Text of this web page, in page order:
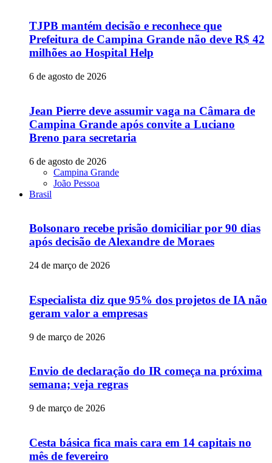
TJPB mantém decisão e reconhece que
Prefeitura de Campina Grande não deve R$ 42
milhões ao Hospital Help
6 de agosto de 2026
Jean Pierre deve assumir vaga na Câmara de
Campina Grande após convite a Luciano
Breno para secretaria
6 de agosto de 2026
Campina Grande
João Pessoa
Brasil
Bolsonaro recebe prisão domiciliar por 90 dias
após decisão de Alexandre de Moraes
24 de março de 2026
Especialista diz que 95% dos projetos de IA não
geram valor a empresas
9 de março de 2026
Envio de declaração do IR começa na próxima
semana; veja regras
9 de março de 2026
Cesta básica fica mais cara em 14 capitais no
mês de fevereiro